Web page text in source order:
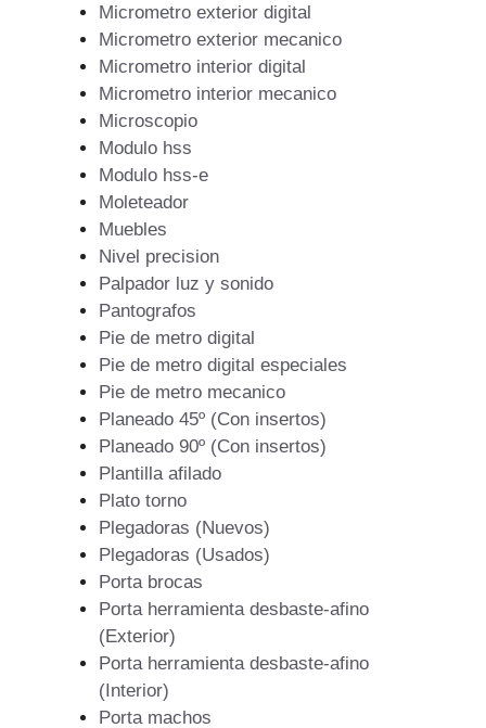
Micrometro exterior digital
Micrometro exterior mecanico
Micrometro interior digital
Micrometro interior mecanico
Microscopio
Modulo hss
Modulo hss-e
Moleteador
Muebles
Nivel precision
Palpador luz y sonido
Pantografos
Pie de metro digital
Pie de metro digital especiales
Pie de metro mecanico
Planeado 45º (Con insertos)
Planeado 90º (Con insertos)
Plantilla afilado
Plato torno
Plegadoras (Nuevos)
Plegadoras (Usados)
Porta brocas
Porta herramienta desbaste-afino
(Exterior)
Porta herramienta desbaste-afino
(Interior)
Porta machos